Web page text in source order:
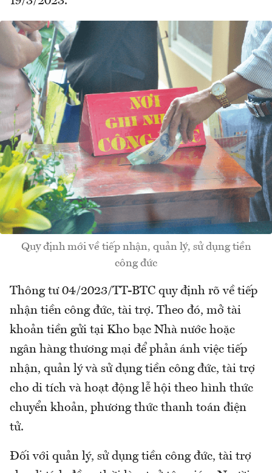
Quy định mới về tiếp nhận, quản lý, sử dụng tiền
công đức
Thông tư 04/2023/TT-BTC quy định rõ về tiếp
nhận tiền công đức, tài trợ. Theo đó, mở tài
khoản tiền gửi tại Kho bạc Nhà nước hoặc
ngân hàng thương mại để phản ánh việc tiếp
nhận, quản lý và sử dụng tiền công đức, tài trợ
cho di tích và hoạt động lễ hội theo hình thức
chuyển khoản, phương thức thanh toán điện
tử.
Đối với quản lý, sử dụng tiền công đức, tài trợ